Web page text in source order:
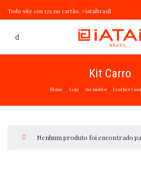
Todo site em 12x no cartão. #iataibrasil
Kit Carro
Home / Loja / Acessórios / Leather
Nenhum produto foi encontrado